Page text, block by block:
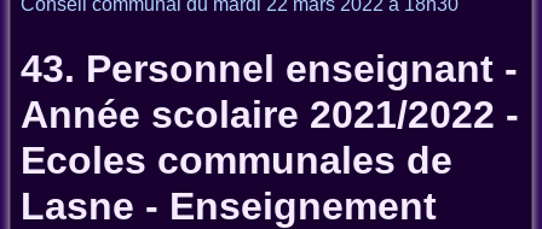
Conseil communal du mardi 22 mars 2022 à 18h30
43. Personnel enseignant -
Année scolaire 2021/2022 -
Ecoles communales de
Lasne - Enseignement